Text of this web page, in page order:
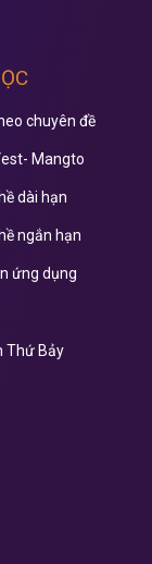
chuyên đề
Mangto
dài hạn
ngắn hạn
ứng dụng
Thứ Bảy